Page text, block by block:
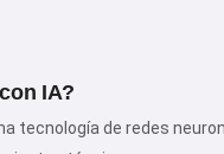
IA?
tecnología de redes